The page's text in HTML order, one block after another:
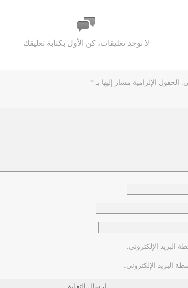
لا توجد تعليقات، كن الأول بكتابة تعليقك
الحقول الإلزامية مشار إليها بـ *
البريد الإلكتروني.
البريد الإلكتروني.